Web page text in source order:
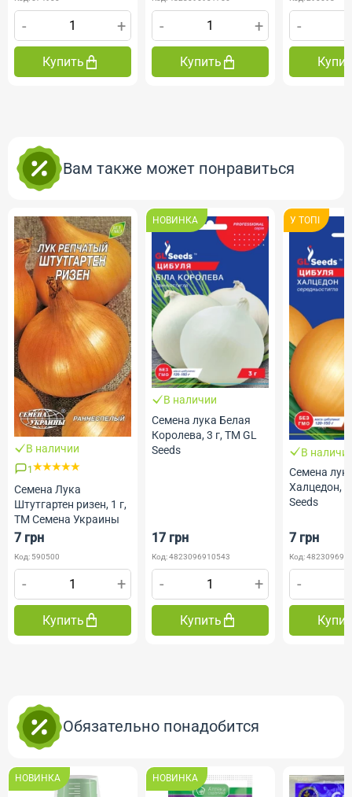
- +
Купить
- +
Купить
-
Вам также может понравиться
В наличии
1
Семена Лука
Штутгартен ризен, 1 г,
ТМ Семена Украины
7 грн
Код: 590500
- +
Купить
НОВИНКА
В наличии
Семена лука Белая
Королева, 3 г, ТМ GL
Seeds
17 грн
Код: 4823096910543
- +
Купить
У ТОПI
В
Семена
Халцедон,
Seeds
7 грн
Код:
-
Обязательно понадобится
НОВИНКА НОВИНКА